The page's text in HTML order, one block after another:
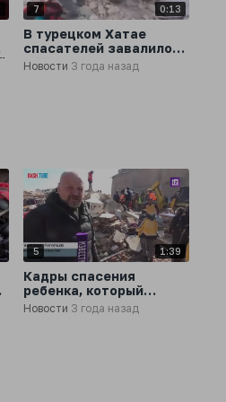
7 0:13
В турецком Хатае
спасателей завалило
обломками дома, когда
они искали
Новости 3 года назад
5 1:39
Кадры спасения
ребенка, который
провел больше 100
часов под завалами в
Новости 3 года назад